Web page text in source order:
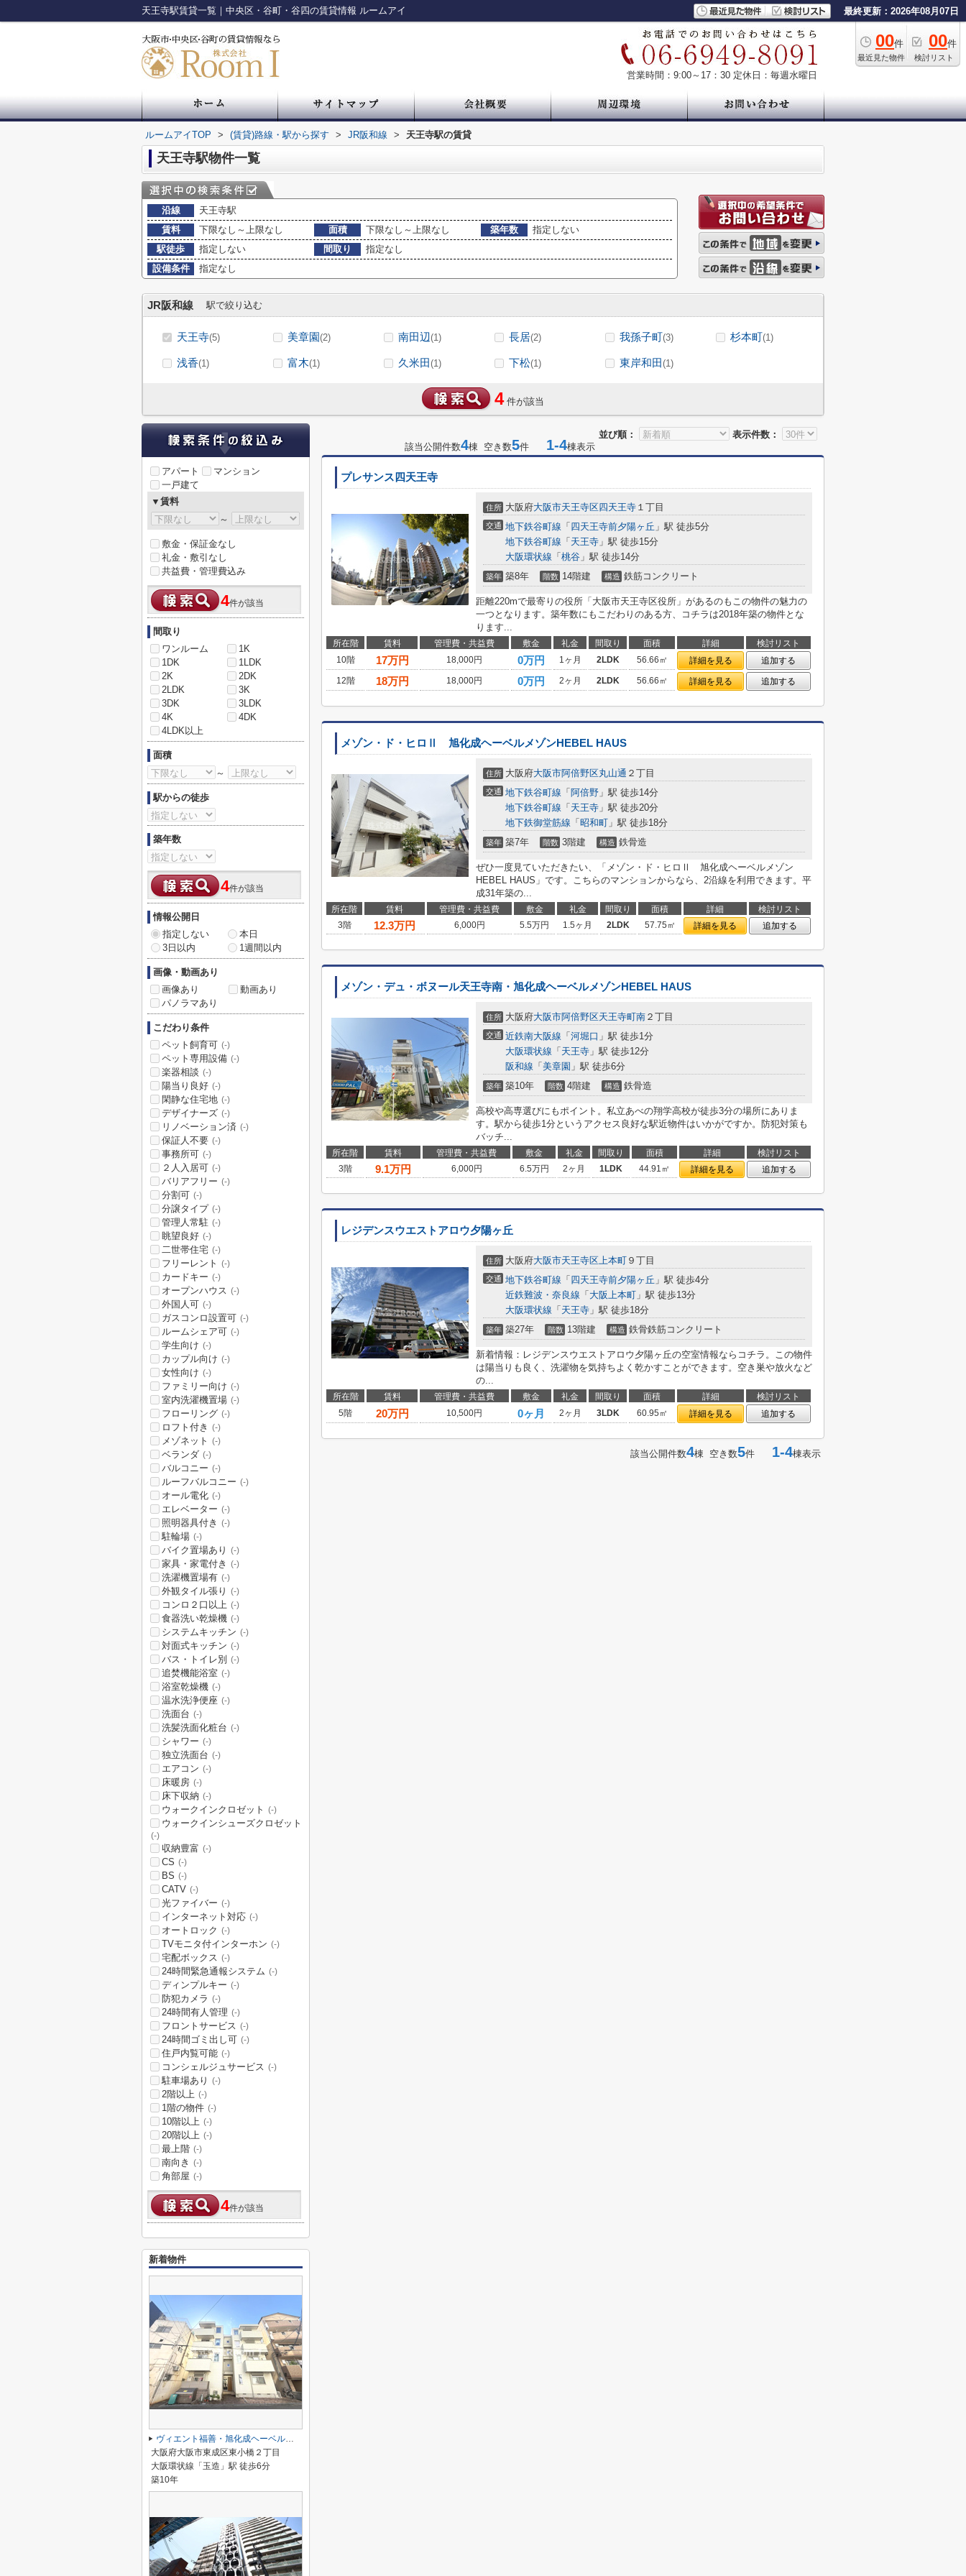
天王寺駅賃貸一覧｜中央区・谷町・谷四の賃貸情報 ルームアイ 最終更新：2026年08月07日
00件
最近見た物件
00件
検討リスト
営業時間：9:00～17：30 定休日：毎週水曜日
ルームアイTOP > (賃貸)路線・駅から探す > JR阪和線 > 天王寺駅の賃貸
天王寺駅物件一覧
沿線
天王寺駅
賃料
下限なし～上限なし 面積 下限なし～上限なし 築年数
指定しない
駅徒歩
指定しない 間取り
指定なし
設備条件
指定なし
JR阪和線 駅で絞り込む
天王寺(5) 美章園(2) 南田辺(1) 長居(2) 我孫子町(3) 杉本町(1)
浅香(1) 富木(1) 久米田(1) 下松(1) 東岸和田(1)
4 件が該当
並び順：
表示件数：
該当公開件数4棟 空き数5件 1-4棟表示
プレサンス四天王寺
住所 大阪府大阪市天王寺区四天王寺 １丁目
交通 地下鉄谷町線 「 四天王寺前夕陽ヶ丘 」駅 徒歩5分
地下鉄谷町線 「 天王寺 」駅 徒歩15分
大阪環状線 「 桃谷 」駅 徒歩14分
築年 築8年 階数 14階建 構造 鉄筋コンクリート
距離220mで最寄りの役所「大阪市天王寺区役所」があるのもこの物件の魅力の
一つとなります。築年数にもこだわりのある方、コチラは2018年築の物件とな
ります...
所在階 賃料 管理費・共益費 敷金 礼金 間取り 面積 詳細
検討リスト
10階
17万円 18,000円 0万円 1ヶ月 2LDK 56.66㎡ 詳細を見る
追加する
12階
18万円 18,000円 0万円 2ヶ月 2LDK 56.66㎡ 詳細を見る 追加する
メゾン・ド・ヒロⅡ 旭化成ヘーベルメゾンHEBEL HAUS
住所 大阪府大阪市阿倍野区丸山通 ２丁目
交通 地下鉄谷町線 「 阿倍野 」駅 徒歩14分
地下鉄谷町線 「 天王寺 」駅 徒歩20分
地下鉄御堂筋線 「 昭和町 」駅 徒歩18分
築年 築7年 階数 3階建 構造 鉄骨造
ぜひ一度見ていただきたい、「メゾン・ド・ヒロⅡ 旭化成ヘーベルメゾン
HEBEL HAUS」です。こちらのマンションからなら、2沿線を利用できます。平
成31年築の...
所在階 賃料 管理費・共益費 敷金 礼金 間取り 面積 詳細
検討リスト
3階
12.3万円 6,000円 5.5万円 1.5ヶ月 2LDK 57.75㎡ 詳細を見る 追加する
メゾン・デュ・ボヌール天王寺南・旭化成ヘーベルメゾンHEBEL HAUS
住所 大阪府大阪市阿倍野区天王寺町南 ２丁目
交通 近鉄南大阪線 「 河堀口 」駅 徒歩1分
大阪環状線 「 天王寺 」駅 徒歩12分
阪和線 「 美章園 」駅 徒歩6分
築年 築10年 階数 4階建 構造 鉄骨造
高校や高専選びにもポイント。私立あべの翔学高校が徒歩3分の場所にありま
す。駅から徒歩1分というアクセス良好な駅近物件はいかがですか。防犯対策も
バッチ...
所在階 賃料 管理費・共益費 敷金 礼金 間取り 面積 詳細
検討リスト
3階
9.1万円 6,000円 6.5万円 2ヶ月 1LDK 44.91㎡ 詳細を見る 追加する
レジデンスウエストアロウ夕陽ヶ丘
住所 大阪府大阪市天王寺区上本町 ９丁目
交通 地下鉄谷町線 「 四天王寺前夕陽ヶ丘 」駅 徒歩4分
近鉄難波・奈良線 「 大阪上本町 」駅 徒歩13分
大阪環状線 「 天王寺 」駅 徒歩18分
築年 築27年 階数 13階建 構造 鉄骨鉄筋コンクリート
新着情報：レジデンスウエストアロウ夕陽ヶ丘の空室情報ならコチラ。この物件
は陽当りも良く、洗濯物を気持ちよく乾かすことができます。空き巣や放火など
の...
所在階 賃料 管理費・共益費 敷金 礼金 間取り 面積 詳細
検討リスト
5階
20万円 10,500円 0ヶ月 2ヶ月 3LDK 60.95㎡ 詳細を見る 追加する
該当公開件数4棟 空き数5件 1-4棟表示
アパート
マンション
一戸建て
▼賃料
～
敷金・保証金なし
礼金・敷引なし
共益費・管理費込み
4件が該当
間取り
ワンルーム
1K
1DK
1LDK
2K
2DK
2LDK
3K
3DK
3LDK
4K
4DK
4LDK以上
面積
～
駅からの徒歩
築年数
4件が該当
情報公開日
指定しない
本日
3日以内
1週間以内
画像・動画あり
画像あり
動画あり
パノラマあり
こだわり条件
ペット飼育可 (-)
ペット専用設備 (-)
楽器相談 (-)
陽当り良好 (-)
閑静な住宅地 (-)
デザイナーズ (-)
リノベーション済 (-)
保証人不要 (-)
事務所可 (-)
２人入居可 (-)
バリアフリー (-)
分割可 (-)
分譲タイプ (-)
管理人常駐 (-)
眺望良好 (-)
二世帯住宅 (-)
フリーレント (-)
カードキー (-)
オープンハウス (-)
外国人可 (-)
ガスコンロ設置可 (-)
ルームシェア可 (-)
学生向け (-)
カップル向け (-)
女性向け (-)
ファミリー向け (-)
室内洗濯機置場 (-)
フローリング (-)
ロフト付き (-)
メゾネット (-)
ベランダ (-)
バルコニー (-)
ルーフバルコニー (-)
オール電化 (-)
エレベーター (-)
照明器具付き (-)
駐輪場 (-)
バイク置場あり (-)
家具・家電付き (-)
洗濯機置場有 (-)
外観タイル張り (-)
コンロ２口以上 (-)
食器洗い乾燥機 (-)
システムキッチン (-)
対面式キッチン (-)
バス・トイレ別 (-)
追焚機能浴室 (-)
浴室乾燥機 (-)
温水洗浄便座 (-)
洗面台 (-)
洗髪洗面化粧台 (-)
シャワー (-)
独立洗面台 (-)
エアコン (-)
床暖房 (-)
床下収納 (-)
ウォークインクロゼット (-)
ウォークインシューズクロゼット
(-)
収納豊富 (-)
CS (-)
BS (-)
CATV (-)
光ファイバー (-)
インターネット対応 (-)
オートロック (-)
TVモニタ付インターホン (-)
宅配ボックス (-)
24時間緊急通報システム (-)
ディンプルキー (-)
防犯カメラ (-)
24時間有人管理 (-)
フロントサービス (-)
24時間ゴミ出し可 (-)
住戸内覧可能 (-)
コンシェルジュサービス (-)
駐車場あり (-)
2階以上 (-)
1階の物件 (-)
10階以上 (-)
20階以上 (-)
最上階 (-)
南向き (-)
角部屋 (-)
4件が該当
新着物件
ヴィエント福善・旭化成ヘーベルメゾンHEBEL HAUS
大阪府大阪市東成区東小橋２丁目
大阪環状線「玉造」駅 徒歩6分
築10年